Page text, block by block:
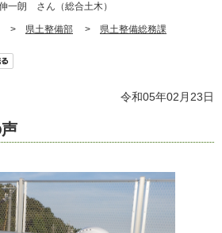
朗 さん（総合土木）
> 県土整備部 > 県土整備総務課
令和05年02月23日